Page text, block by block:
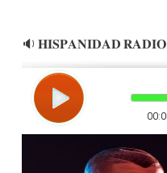
🔉 𝐇𝐈𝐒𝐏𝐀𝐍𝐈𝐃𝐀𝐃 𝐑𝐀𝐃𝐈𝐎